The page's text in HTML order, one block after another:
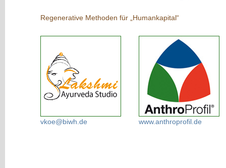
Regenerative Methoden für „Humankapital“
vkoe@biwh.de www.anthroprofil.de